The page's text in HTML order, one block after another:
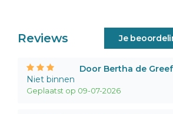
Reviews Je
Door Bertha de Greef
Niet binnen
Geplaatst op 09-07-2026